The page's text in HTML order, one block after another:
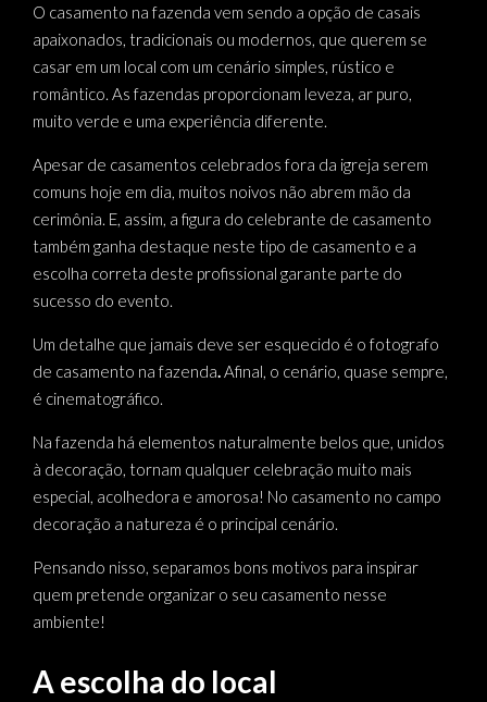
O casamento na fazenda vem sendo a opção de casais
apaixonados, tradicionais ou modernos, que querem se
casar em um local com um cenário simples, rústico e
romântico. As fazendas proporcionam leveza, ar puro,
muito verde e uma experiência diferente.
Apesar de casamentos celebrados fora da igreja serem
comuns hoje em dia, muitos noivos não abrem mão da
cerimônia. E, assim, a figura do celebrante de casamento
também ganha destaque neste tipo de casamento e a
escolha correta deste profissional garante parte do
sucesso do evento.
Um detalhe que jamais deve ser esquecido é o fotografo
de casamento na fazenda.Afinal, o cenário, quase sempre,
é cinematográfico.
Na fazenda há elementos naturalmente belos que, unidos
à decoração, tornam qualquer celebração muito mais
especial, acolhedora e amorosa! No casamento no campo
decoração a natureza é o principal cenário.
Pensando nisso, separamos bons motivos para inspirar
quem pretende organizar o seu casamento nesse
ambiente!
A escolha do local